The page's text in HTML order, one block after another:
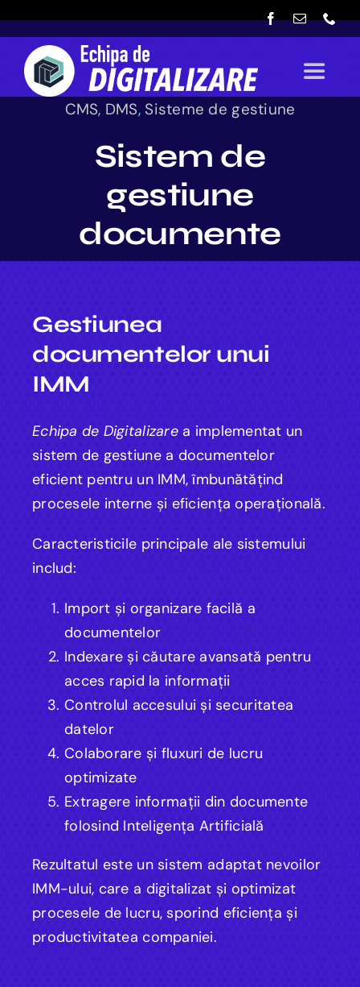
to
content
Toggle
Panoul digital
CMS, DMS, Sisteme de gestiune
Sistem de
gestiune
documente
Gestiunea
documentelor unui
IMM
Echipa de Digitalizarea implementat un
sistem de gestiune a documentelor
eficient pentru un IMM, îmbunătățind
procesele interne și eficiența operațională.
Caracteristicile principale ale sistemului
includ:
Import și organizare facilă a
documentelor
Indexare și căutare avansată pentru
acces rapid la informații
Controlul accesului și securitatea
datelor
Colaborare și fluxuri de lucru
optimizate
Extragere informații din documente
folosind Inteligența Artificială
Rezultatul este un sistem adaptat nevoilor
IMM-ului, care a digitalizat și optimizat
procesele de lucru, sporind eficiența și
productivitatea companiei.